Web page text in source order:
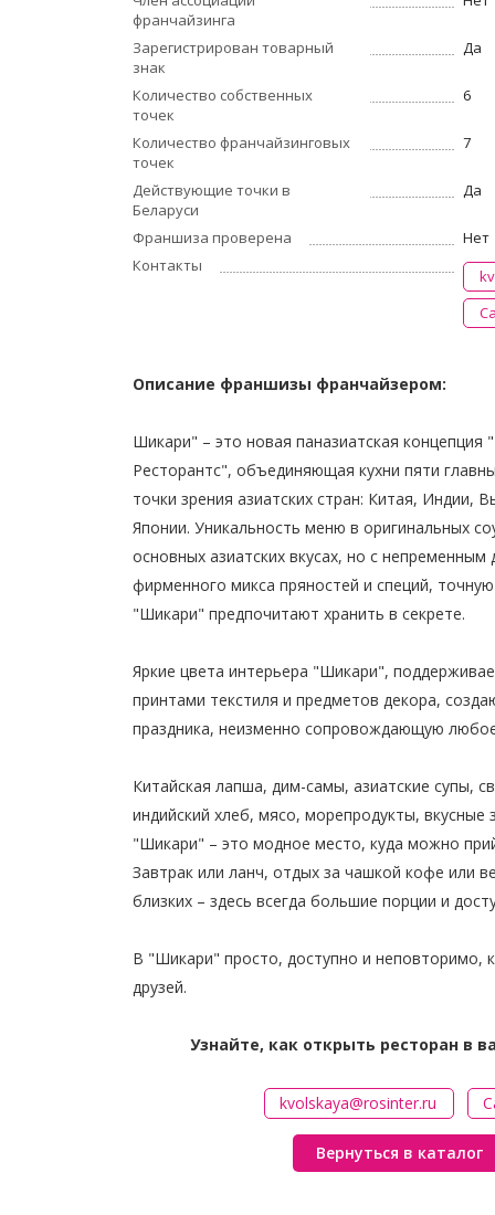
франчайзинга
Зарегистрирован товарный
знак
Да
Количество собственных
точек
6
Количество франчайзинговых
точек
7
Действующие точки в
Беларуси
Да
Франшиза проверена
Нет
Контакты
Описание франшизы франчайзером:
Шикари" – это новая паназиатская концепция
Ресторантс", объединяющая кухни пяти
точки зрения азиатских стран: Китая, Индии,
Японии. Уникальность меню в оригинальных
основных азиатских вкусах, но с
фирменного микса пряностей и специй,
"Шикари" предпочитают хранить в секрете.
Яркие цвета интерьера "Шикари",
принтами текстиля и предметов декора,
праздника, неизменно сопровождающую
Китайская лапша, дим-самы, азиатские супы,
индийский хлеб, мясо, морепродукты, вкусные
"Шикари" – это модное место, куда можно
Завтрак или ланч, отдых за чашкой кофе или
близких – здесь всегда большие порции и
В "Шикари" просто, доступно и неповторимо,
друзей.
Узнайте, как открыть ресторан в
kvolskaya@rosinter.ru
Вернуться в каталог